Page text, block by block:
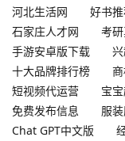
河北生活网
好书
石家庄人才网
考
手游安卓版下载
十大品牌排行榜
短视频代运营
宝
免费发布信息
服
Chat GPT中文版